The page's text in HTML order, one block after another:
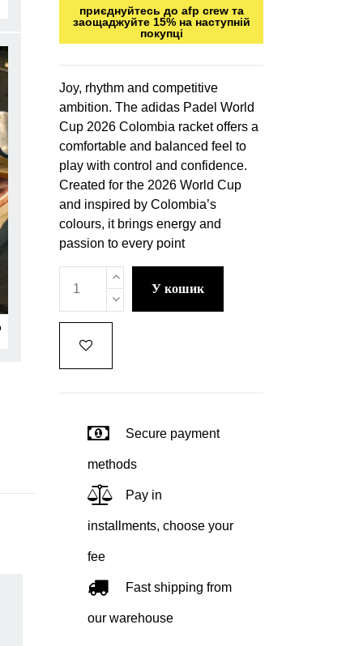
приєднуйтесь до afp crew та
заощаджуйте 15% на наступній
покупці
Joy, rhythm and competitive
ambition. The adidas Padel World
Cup 2026 Colombia racket offers a
comfortable and balanced feel to
play with control and confidence.
Created for the 2026 World Cup
and inspired by Colombia’s
colours, it brings energy and
passion to every point
у кошик
Secure payment
methods
Pay in
installments, choose your
fee
Fast shipping from
our warehouse